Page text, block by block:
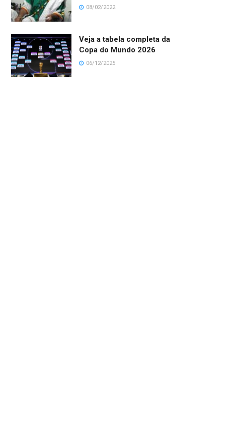
08/02/2022
Veja a tabela completa da
Copa do Mundo 2026
06/12/2025